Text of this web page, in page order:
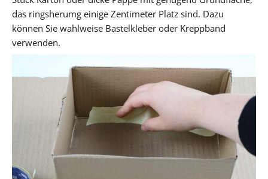
das ringsherumg einige Zentimeter Platz sind. Dazu
können Sie wahlweise Bastelkleber oder Kreppband
verwenden.